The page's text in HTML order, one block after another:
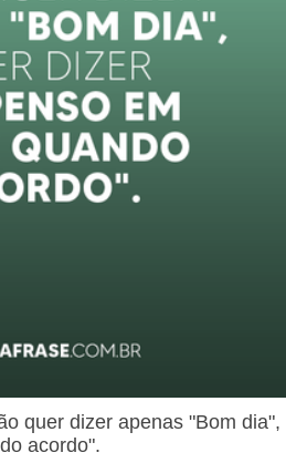
quer dizer apenas "Bom dia",
acordo".